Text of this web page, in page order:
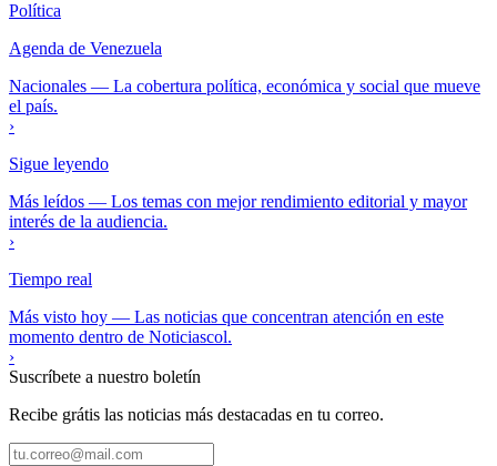
Política
Agenda de Venezuela
Nacionales — La cobertura política, económica y social que mueve
el país.
›
Sigue leyendo
Más leídos — Los temas con mejor rendimiento editorial y mayor
interés de la audiencia.
›
Tiempo real
Más visto hoy — Las noticias que concentran atención en este
momento dentro de Noticiascol.
›
Suscríbete a nuestro boletín
Recibe grátis las noticias más destacadas en tu correo.